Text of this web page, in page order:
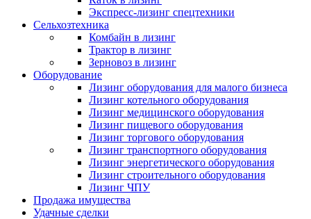
Экспресс-лизинг спецтехники
Сельхозтехника
Комбайн в лизинг
Трактор в лизинг
Зерновоз в лизинг
Оборудование
Лизинг оборудования для малого бизнеса
Лизинг котельного оборудования
Лизинг медицинского оборудования
Лизинг пищевого оборудования
Лизинг торгового оборудования
Лизинг транспортного оборудования
Лизинг энергетического оборудования
Лизинг строительного оборудования
Лизинг ЧПУ
Продажа имущества
Удачные сделки